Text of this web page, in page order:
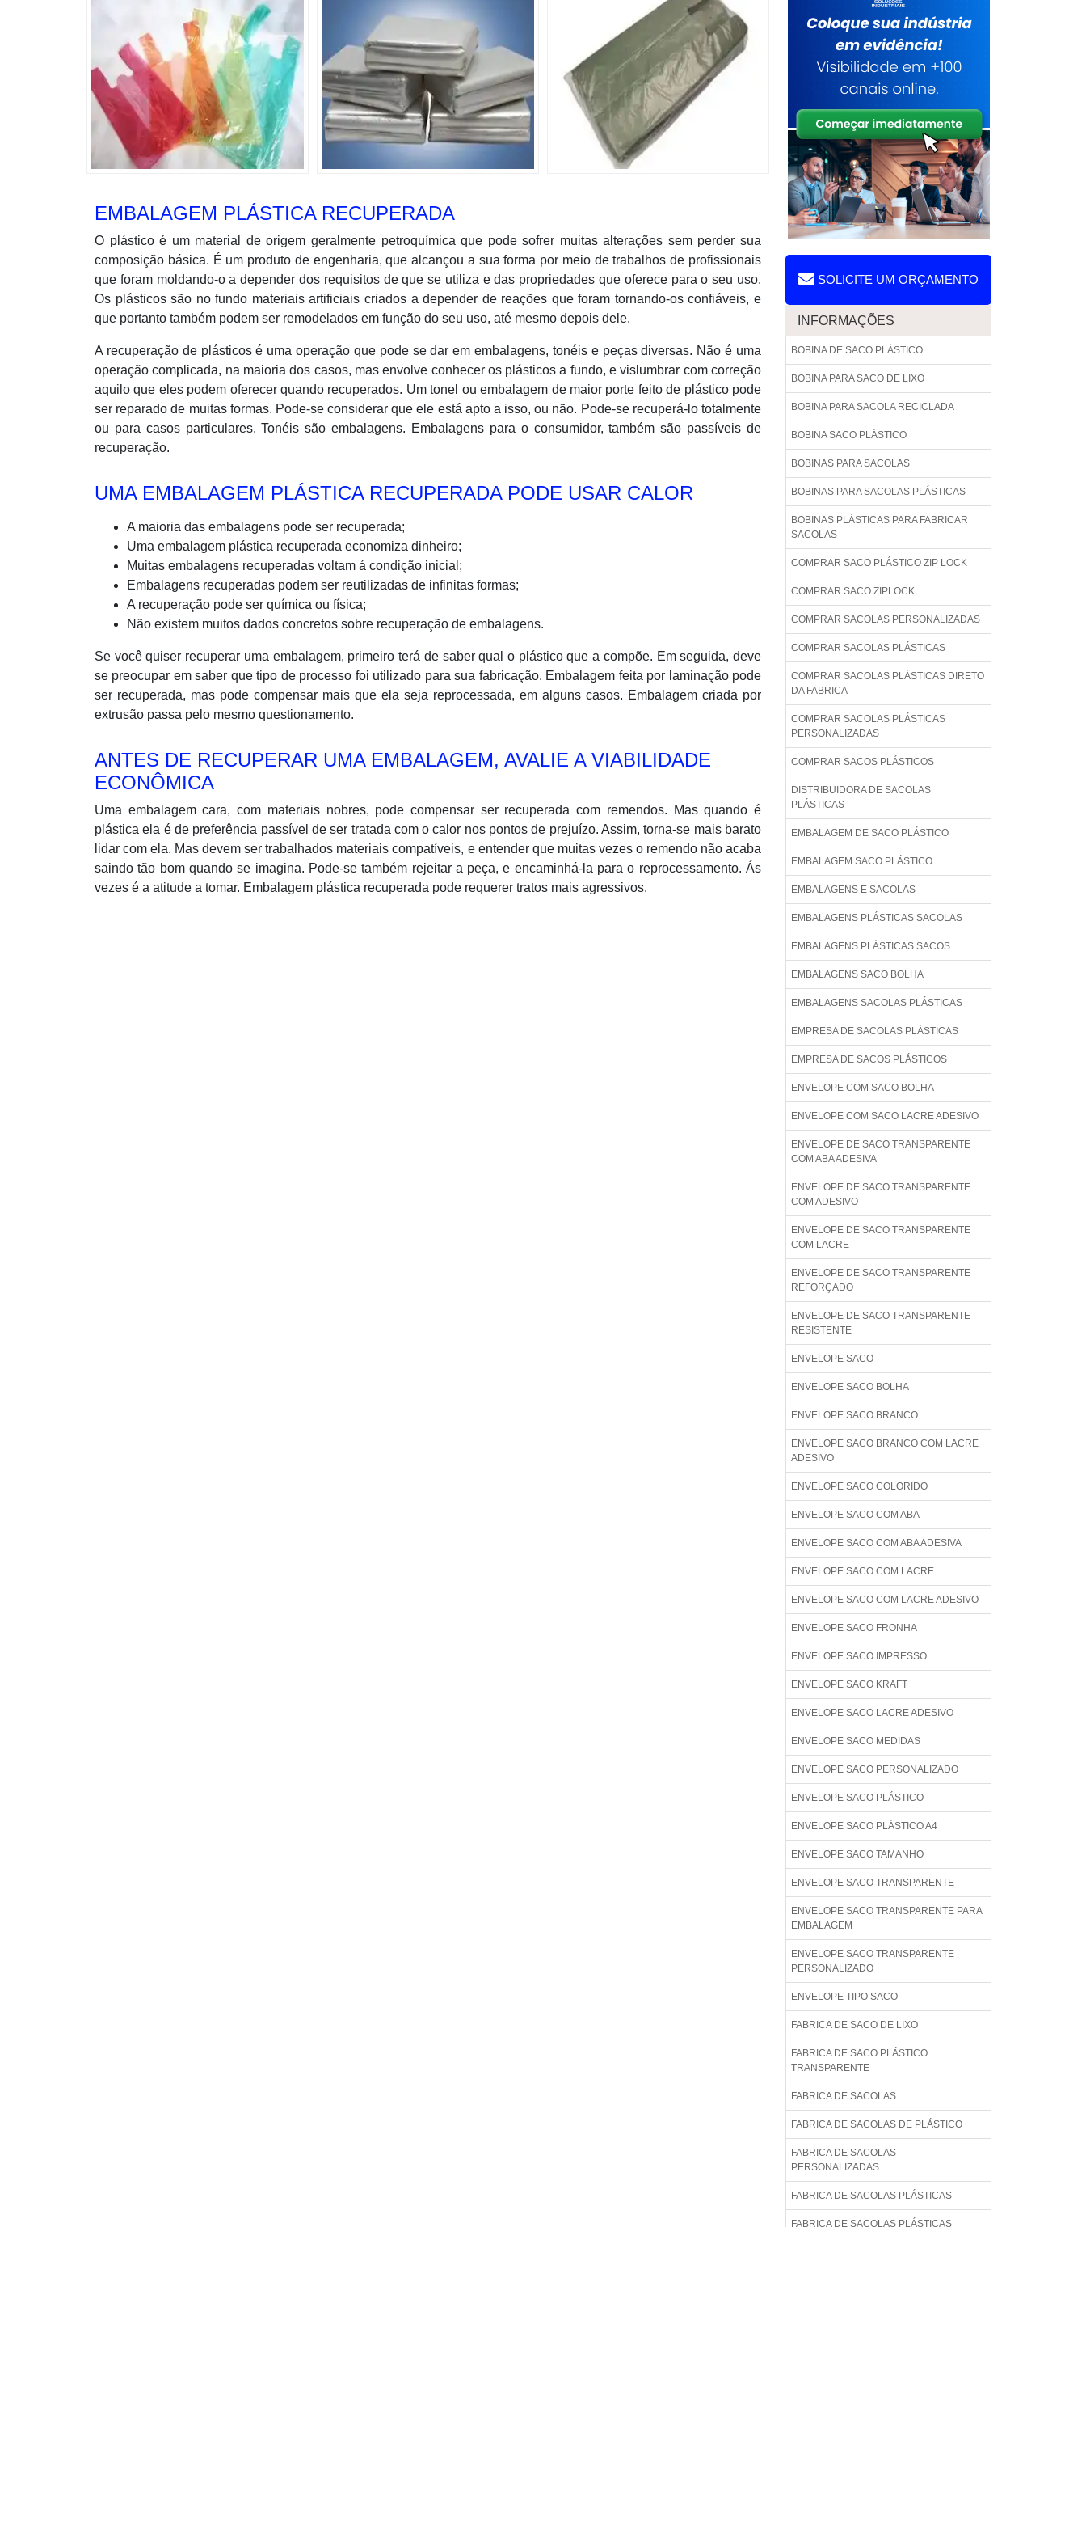
EMBALAGEM PLÁSTICA RECUPERADA
O plástico é um material de origem geralmente petroquímica que pode sofrer muitas alterações sem perder sua
composição básica. É um produto de engenharia, que alcançou a sua forma por meio de trabalhos de profissionais
que foram moldando-o a depender dos requisitos de que se utiliza e das propriedades que oferece para o seu uso.
Os plásticos são no fundo materiais artificiais criados a depender de reações que foram tornando-os confiáveis, e
que portanto também podem ser remodelados em função do seu uso, até mesmo depois dele.
A recuperação de plásticos é uma operação que pode se dar em embalagens, tonéis e peças diversas. Não é uma
operação complicada, na maioria dos casos, mas envolve conhecer os plásticos a fundo, e vislumbrar com correção
aquilo que eles podem oferecer quando recuperados. Um tonel ou embalagem de maior porte feito de plástico pode
ser reparado de muitas formas. Pode-se considerar que ele está apto a isso, ou não. Pode-se recuperá-lo totalmente
ou para casos particulares. Tonéis são embalagens. Embalagens para o consumidor, também são passíveis de
recuperação.
UMA EMBALAGEM PLÁSTICA RECUPERADA PODE USAR CALOR
A maioria das embalagens pode ser recuperada;
Uma embalagem plástica recuperada economiza dinheiro;
Muitas embalagens recuperadas voltam á condição inicial;
Embalagens recuperadas podem ser reutilizadas de infinitas formas;
A recuperação pode ser química ou física;
Não existem muitos dados concretos sobre recuperação de embalagens.
Se você quiser recuperar uma embalagem, primeiro terá de saber qual o plástico que a compõe. Em seguida, deve
se preocupar em saber que tipo de processo foi utilizado para sua fabricação. Embalagem feita por laminação pode
ser recuperada, mas pode compensar mais que ela seja reprocessada, em alguns casos. Embalagem criada por
extrusão passa pelo mesmo questionamento.
ANTES DE RECUPERAR UMA EMBALAGEM, AVALIE A VIABILIDADE
ECONÔMICA
Uma embalagem cara, com materiais nobres, pode compensar ser recuperada com remendos. Mas quando é
plástica ela é de preferência passível de ser tratada com o calor nos pontos de prejuízo. Assim, torna-se mais barato
lidar com ela. Mas devem ser trabalhados materiais compatíveis, e entender que muitas vezes o remendo não acaba
saindo tão bom quando se imagina. Pode-se também rejeitar a peça, e encaminhá-la para o reprocessamento. Ás
vezes é a atitude a tomar. Embalagem plástica recuperada pode requerer tratos mais agressivos.
SOLICITE UM ORÇAMENTO
INFORMAÇÕES
BOBINA DE SACO PLÁSTICO
BOBINA PARA SACO DE LIXO
BOBINA PARA SACOLA RECICLADA
BOBINA SACO PLÁSTICO
BOBINAS PARA SACOLAS
BOBINAS PARA SACOLAS PLÁSTICAS
BOBINAS PLÁSTICAS PARA FABRICAR
SACOLAS
COMPRAR SACO PLÁSTICO ZIP LOCK
COMPRAR SACO ZIPLOCK
COMPRAR SACOLAS PERSONALIZADAS
COMPRAR SACOLAS PLÁSTICAS
COMPRAR SACOLAS PLÁSTICAS DIRETO
DA FABRICA
COMPRAR SACOLAS PLÁSTICAS
PERSONALIZADAS
COMPRAR SACOS PLÁSTICOS
DISTRIBUIDORA DE SACOLAS
PLÁSTICAS
EMBALAGEM DE SACO PLÁSTICO
EMBALAGEM SACO PLÁSTICO
EMBALAGENS E SACOLAS
EMBALAGENS PLÁSTICAS SACOLAS
EMBALAGENS PLÁSTICAS SACOS
EMBALAGENS SACO BOLHA
EMBALAGENS SACOLAS PLÁSTICAS
EMPRESA DE SACOLAS PLÁSTICAS
EMPRESA DE SACOS PLÁSTICOS
ENVELOPE COM SACO BOLHA
ENVELOPE COM SACO LACRE ADESIVO
ENVELOPE DE SACO TRANSPARENTE
COM ABA ADESIVA
ENVELOPE DE SACO TRANSPARENTE
COM ADESIVO
ENVELOPE DE SACO TRANSPARENTE
COM LACRE
ENVELOPE DE SACO TRANSPARENTE
REFORÇADO
ENVELOPE DE SACO TRANSPARENTE
RESISTENTE
ENVELOPE SACO
ENVELOPE SACO BOLHA
ENVELOPE SACO BRANCO
ENVELOPE SACO BRANCO COM LACRE
ADESIVO
ENVELOPE SACO COLORIDO
ENVELOPE SACO COM ABA
ENVELOPE SACO COM ABA ADESIVA
ENVELOPE SACO COM LACRE
ENVELOPE SACO COM LACRE ADESIVO
ENVELOPE SACO FRONHA
ENVELOPE SACO IMPRESSO
ENVELOPE SACO KRAFT
ENVELOPE SACO LACRE ADESIVO
ENVELOPE SACO MEDIDAS
ENVELOPE SACO PERSONALIZADO
ENVELOPE SACO PLÁSTICO
ENVELOPE SACO PLÁSTICO A4
ENVELOPE SACO TAMANHO
ENVELOPE SACO TRANSPARENTE
ENVELOPE SACO TRANSPARENTE PARA
EMBALAGEM
ENVELOPE SACO TRANSPARENTE
PERSONALIZADO
ENVELOPE TIPO SACO
FABRICA DE SACO DE LIXO
FABRICA DE SACO PLÁSTICO
TRANSPARENTE
FABRICA DE SACOLAS
FABRICA DE SACOLAS DE PLÁSTICO
FABRICA DE SACOLAS
PERSONALIZADAS
FABRICA DE SACOLAS PLÁSTICAS
FABRICA DE SACOLAS PLÁSTICAS